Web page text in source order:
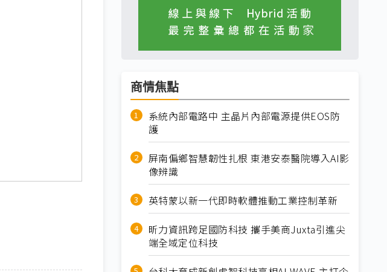
商情焦點
系統內部電路中 主晶片內部電源提供EOS防
護
屏南偏鄉智慧韌性扎根 東港安泰醫院導入AI影
像辨識
英特蒙以新一代即時軟體推動工業控制革新
昕力資訊跨足國防科技 攜手美商Juxta引進尖
端全域定位科技